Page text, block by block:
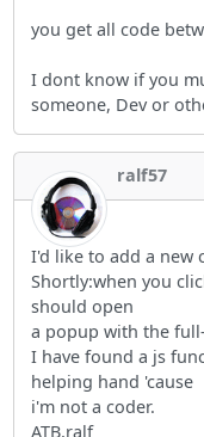
you get all code
I dont know if you
someone, Dev or
ralf57
I'd like to add a new
Shortly:when you
should open
a popup with the
I have found a js
helping hand 'cause
i'm not a coder.
ATB,ralf